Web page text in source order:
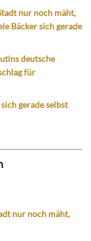
nur noch mäht,
Bäcker sich gerade
deutsche
für
gerade selbst
nur noch mäht,